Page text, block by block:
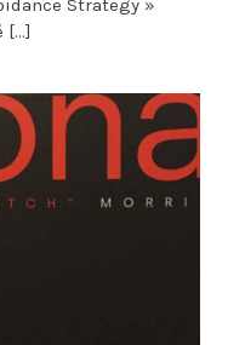
Strategy »
[…]